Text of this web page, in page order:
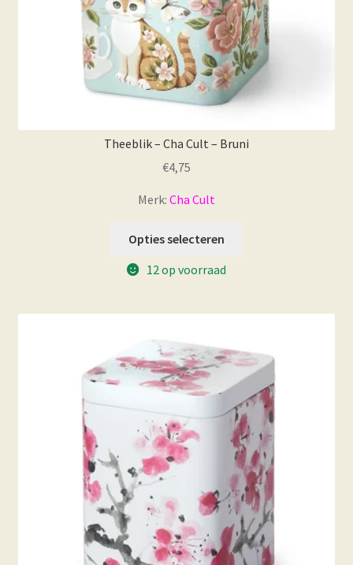
Theeblik – Cha Cult – Bruni
€4,75
Merk: Cha Cult
Opties selecteren
12 op voorraad